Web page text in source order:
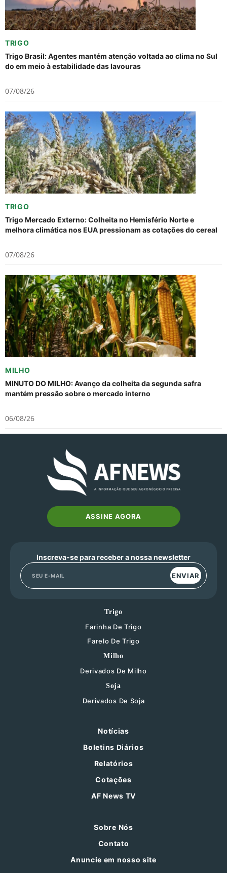
TRIGO
Trigo Brasil: Agentes mantém atenção voltada ao clima no Sul
do em meio à estabilidade das lavouras
07/08/26
TRIGO
Trigo Mercado Externo: Colheita no Hemisfério Norte e
melhora climática nos EUA pressionam as cotações do cereal
07/08/26
MILHO
MINUTO DO MILHO: Avanço da colheita da segunda safra
mantém pressão sobre o mercado interno
06/08/26
ASSINE AGORA
Inscreva-se para receber a nossa newsletter
ENVIAR
Trigo
Farinha De Trigo
Farelo De Trigo
Milho
Derivados De Milho
Soja
Derivados De Soja
Notícias
Boletins Diários
Relatórios
Cotações
AF News TV
Sobre Nós
Contato
Anuncie em nosso site